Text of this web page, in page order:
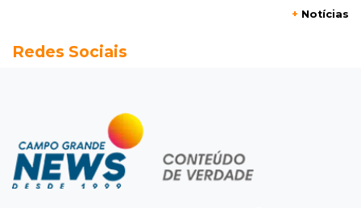
Ventania adia Botafogo x Fluminense pelo
Veja as dezenas de hoje na Dupla Sena,
Lotomania, Quina e mais
+ Notícias
Redes Sociais